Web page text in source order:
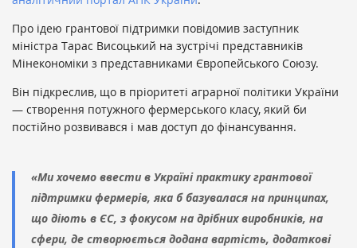
Про ідею грантової підтримки повідомив заступник
міністра Тарас Висоцький на зустрічі представників
Мінекономіки з представниками Європейського Союзу.
Він підкреслив, що в пріоритеті аграрної політики України
— створення потужного фермерського класу, який би
постійно розвивався і мав доступ до фінансування.
«Ми хочемо ввести в Україні практику грантової
підтримки фермерів, яка б базувалася на принципах,
що діють в ЄС, з фокусом на дрібних виробників, на
сфери, де створюється додана вартість, додаткові